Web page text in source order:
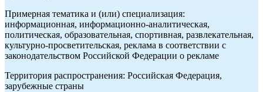
Примерная тематика и (или) специализация:
информационная, информационно-аналитическая,
политическая, образовательная, спортивная, развлекательная,
культурно-просветительская, реклама в соответствии с
законодательством Российской Федерации о рекламе
Территория распространения: Российская Федерация,
зарубежные страны